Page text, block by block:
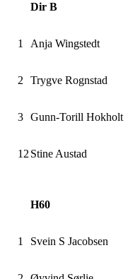
Dir B
1 Anja Wingstedt
2 Trygve Rognstad
3 Gunn-Torill Hokholt
12 Stine Austad
H60
1 Svein S Jacobsen